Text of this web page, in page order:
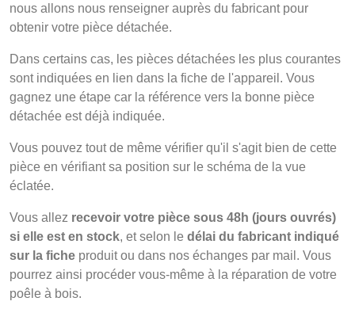
nous allons nous renseigner auprès du fabricant pour
obtenir votre pièce détachée.
Dans certains cas, les pièces détachées les plus courantes
sont indiquées en lien dans la fiche de l'appareil. Vous
gagnez une étape car la référence vers la bonne pièce
détachée est déjà indiquée.
Vous pouvez tout de même vérifier qu'il s'agit bien de cette
pièce en vérifiant sa position sur le schéma de la vue
éclatée.
Vous allez recevoir votre pièce sous 48h (jours ouvrés)
si elle est en stock, et selon le délai du fabricant indiqué
sur la fiche produit ou dans nos échanges par mail. Vous
pourrez ainsi procéder vous-même à la réparation de votre
poêle à bois.